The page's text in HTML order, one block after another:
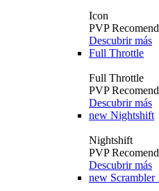
Icon
PVP
Descubrir más
Full Throttle
Full Throttle
PVP
Descubrir más
new Nightshift
Nightshift
PVP
Descubrir más
new Scrambler